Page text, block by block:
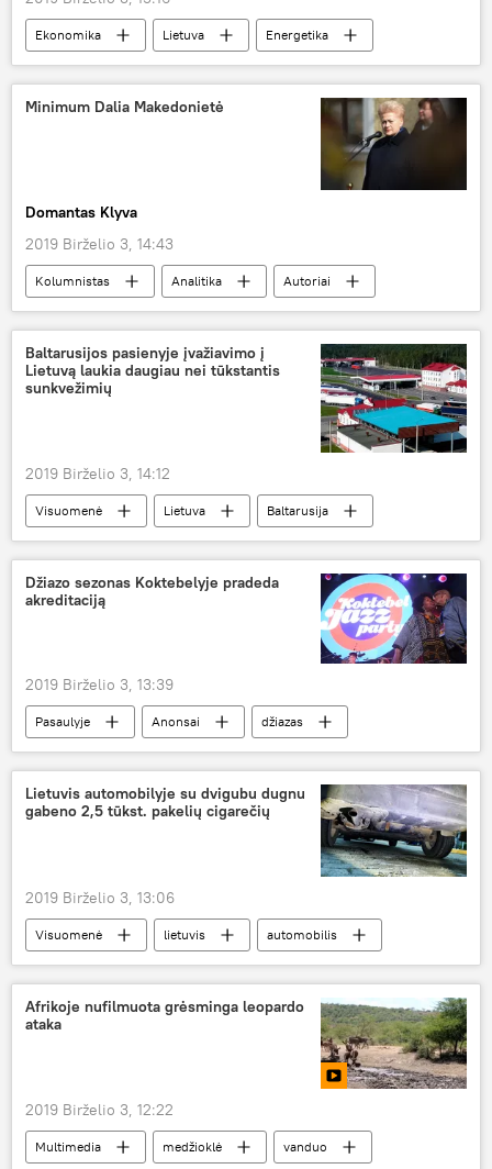
Ekonomika Lietuva Energetika
Minimum Dalia Makedonietė
Domantas Klyva
2019 Birželio 3, 14:43
Kolumnistas Analitika
Autoriai
Dalia Grybauskaitė
Baltarusijos pasienyje įvažiavimo į
Lietuvą laukia daugiau nei tūkstantis
sunkvežimių
2019 Birželio 3, 14:12
Visuomenė Lietuva
Baltarusija
eilės pasienyje
Kontrabanda, dokumentų klastojimas ir kiti įvykiai Lietuvos pasienyje
Džiazo sezonas Koktebelyje pradeda
akreditaciją
2019 Birželio 3, 13:39
Pasaulyje Anonsai
džiazas
festivalis
muzika
jūra
Kultūra
Lietuvis automobilyje su dvigubu dugnu
gabeno 2,5 tūkst. pakelių cigarečių
2019 Birželio 3, 13:06
Visuomenė lietuvis
automobilis
cigaretės
Afrikoje nufilmuota grėsminga leopardo
ataka
2019 Birželio 3, 12:22
Multimedia medžioklė
vanduo